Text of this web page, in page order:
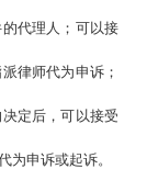
代理人；可以接
律师代为申诉；
定后，可以接受
为申诉或起诉。